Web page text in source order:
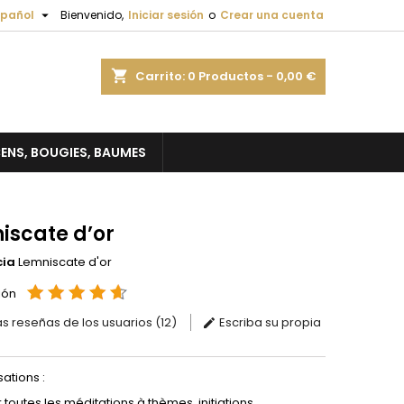
Bienvenido, Iniciar sesión o Crear una cuenta

shopping_cart Carrito: 0 Productos - 0,00 €
BOUGIES, BAUMES
d’or
Lemniscate d'or
reseñas de los usuarios (12)
Escriba su propia
: